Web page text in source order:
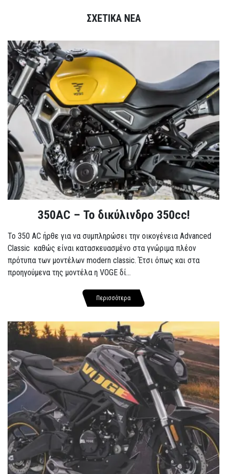
ΣΧΕΤΙΚΑ ΝΕΑ
350AC – Το δικύλινδρο 350cc!
To 350 AC ήρθε για να συμπληρώσει την οικογένεια Advanced
Classic καθώς είναι κατασκευασμένο στα γνώριμα πλέον
πρότυπα των μοντέλων modern classic. Έτσι όπως και στα
προηγούμενα της μοντέλα η VOGE δί...
Περισσότερα